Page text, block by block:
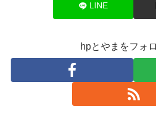
LINE
hpとやまをフォ